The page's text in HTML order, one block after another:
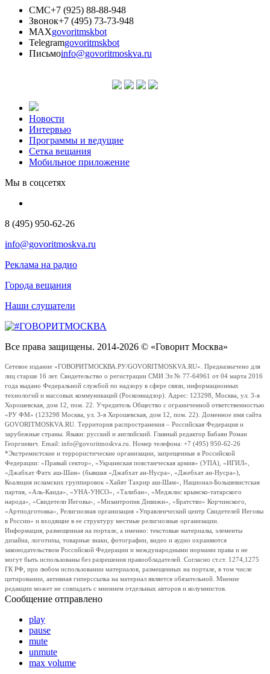
СМС+7 (925) 88-88-948
Звонок+7 (495) 73-73-948
MAXgovoritmskbot
Telegramgovoritmskbot
Письмоinfo@govoritmoskva.ru
Новости
Интервью
Программы и ведущие
Сетка вещания
Мобильное приложение
Мы в соцсетях
8 (495) 950-62-26
info@govoritmoskva.ru
Реклама на радио
Города вещания
Наши слушатели
Все права защищены. 2014-2026 © «Говорит Москва»
Сетевое издание «ГОВОРИТМОСКВА.РУ/GOVORITMOSKVA.RU». Предназначено для
лиц старше 16 лет. Свидетельство о регистрации СМИ Эл № 77-64961 от 04 марта 2016
года выдано Федеральной службой по надзору в сфере связи, информационных
технологий и массовых коммуникаций (Роскомнадзор). Адрес: 123298, Москва, ул. 3-я
Хорошевская, дом 12, пом. 22. Учредитель Общество с ограниченной ответственностью
«РУ ФМ» (123298 Москва, ул. 3-я Хорошевская, дом 12, пом. 22). Доменное имя сайта
GOVORITMOSKVA.RU. Территория распространения – Российская Федерация и
зарубежные страны. Языки: русский и английский. Главный редактор Бабаян Роман
Георгиевич. Email: info@govoritmoskva.ru. Номер телефона: +7 (495) 950-62-26
*Экстремистские и террористические организации, запрещенные в Российской
Федерации: «Правый сектор», «Украинская повстанческая армия» (УПА), «ИГИЛ»,
«Джабхат Фатх аш-Шам» (бывшая «Джабхат ан-Нусра», «Джебхат ан-Нусра»),
Коалиция исламских группировок «Хайят Тахрир аш-Шам», Национал-Большевистская
партия, «Аль-Каида», «УНА-УНСО», «Талибан», «Меджлис крымско-татарского
народа», «Свидетели Иеговы», «Мизантропик Дивижн», «Братство» Корчинского,
«Артподготовка», Религиозная организация «Управленческий центр Свидетелей Иеговы
в России» и входящие в ее структуру местные религиозные организации.
Информация, размещенная на портале, а именно: текстовые материалы, элементы
дизайна, логотипы, товарные знаки, фотографии, видео и аудио охраняются
законодательством Российской Федерации и международными нормами права и не
могут быть использованы без разрешения правообладателей. Согласно ст.ст. 1274,1275
ГК РФ, при любом использовании материалов, размещенных на портале, в том числе
цитировании, активная гиперссылка на материал является обязательной. Мнение
редакции может не совпадать с мнением отдельных авторов и колумнистов.
Сообщение отправлено
play
pause
mute
unmute
max volume